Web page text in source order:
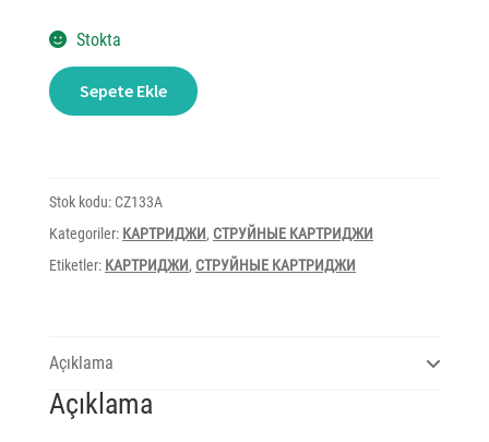
Stokta
Cartridge
InkJet
HP
80ml
adet
Sepete Ekle
Stok kodu: CZ133A
Kategoriler: КАРТРИДЖИ, СТРУЙНЫЕ КАРТРИДЖИ
Etiketler: КАРТРИДЖИ, СТРУЙНЫЕ КАРТРИДЖИ
Açıklama
Açıklama